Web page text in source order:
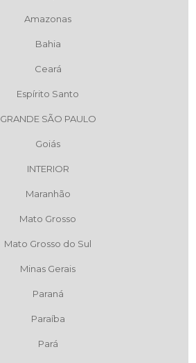
Amazonas
Bahia
Ceará
Espírito Santo
GRANDE SÃO PAULO
Goiás
INTERIOR
Maranhão
Mato Grosso
Mato Grosso do Sul
Minas Gerais
Paraná
Paraíba
Pará